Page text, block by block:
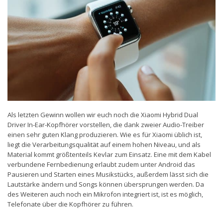
Als letzten Gewinn wollen wir euch noch die Xiaomi Hybrid Dual
Driver In-Ear-Kopfhörer vorstellen, die dank zweier Audio-Treiber
einen sehr guten Klang produzieren. Wie es für Xiaomi üblich ist,
liegt die Verarbeitungsqualität auf einem hohen Niveau, und als
Material kommt größtenteils Kevlar zum Einsatz. Eine mit dem Kabel
verbundene Fernbedienung erlaubt zudem unter Android das
Pausieren und Starten eines Musikstücks, außerdem lässt sich die
Lautstärke ändern und Songs können übersprungen werden. Da
des Weiteren auch noch ein Mikrofon integriert ist, ist es möglich,
Telefonate über die Kopfhörer zu führen.